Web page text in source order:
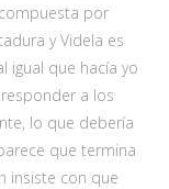
por
y Videla es
igual que hacía yo
a los
lo que debería
que termina
insiste con que